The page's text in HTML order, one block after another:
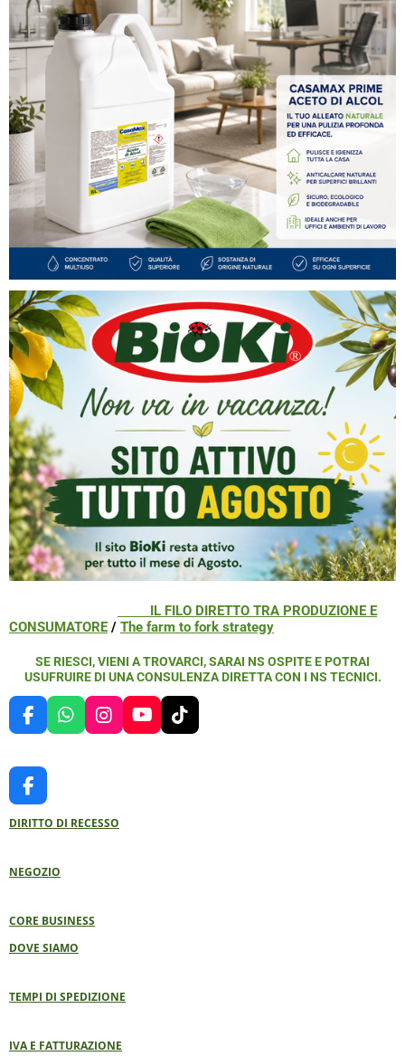
IL FILO DIRETTO TRA PRODUZIONE E
CONSUMATORE/ The farm to fork strategy
SE RIESCI, VIENI A TROVARCI, SARAI NS OSPITE E POTRAI
USUFRUIRE DI UNA CONSULENZA DIRETTA CON I NS TECNICI.
F
A
E
B
O
O
W
H
P
I
N
R
Y
O
T
I
F
A
C
O
K
DIRITTO DI RECESSO
NEGOZIO
CORE BUSINESS
DOVE SIAMO
TEMPI DI SPEDIZIONE
IVA E FATTURAZIONE